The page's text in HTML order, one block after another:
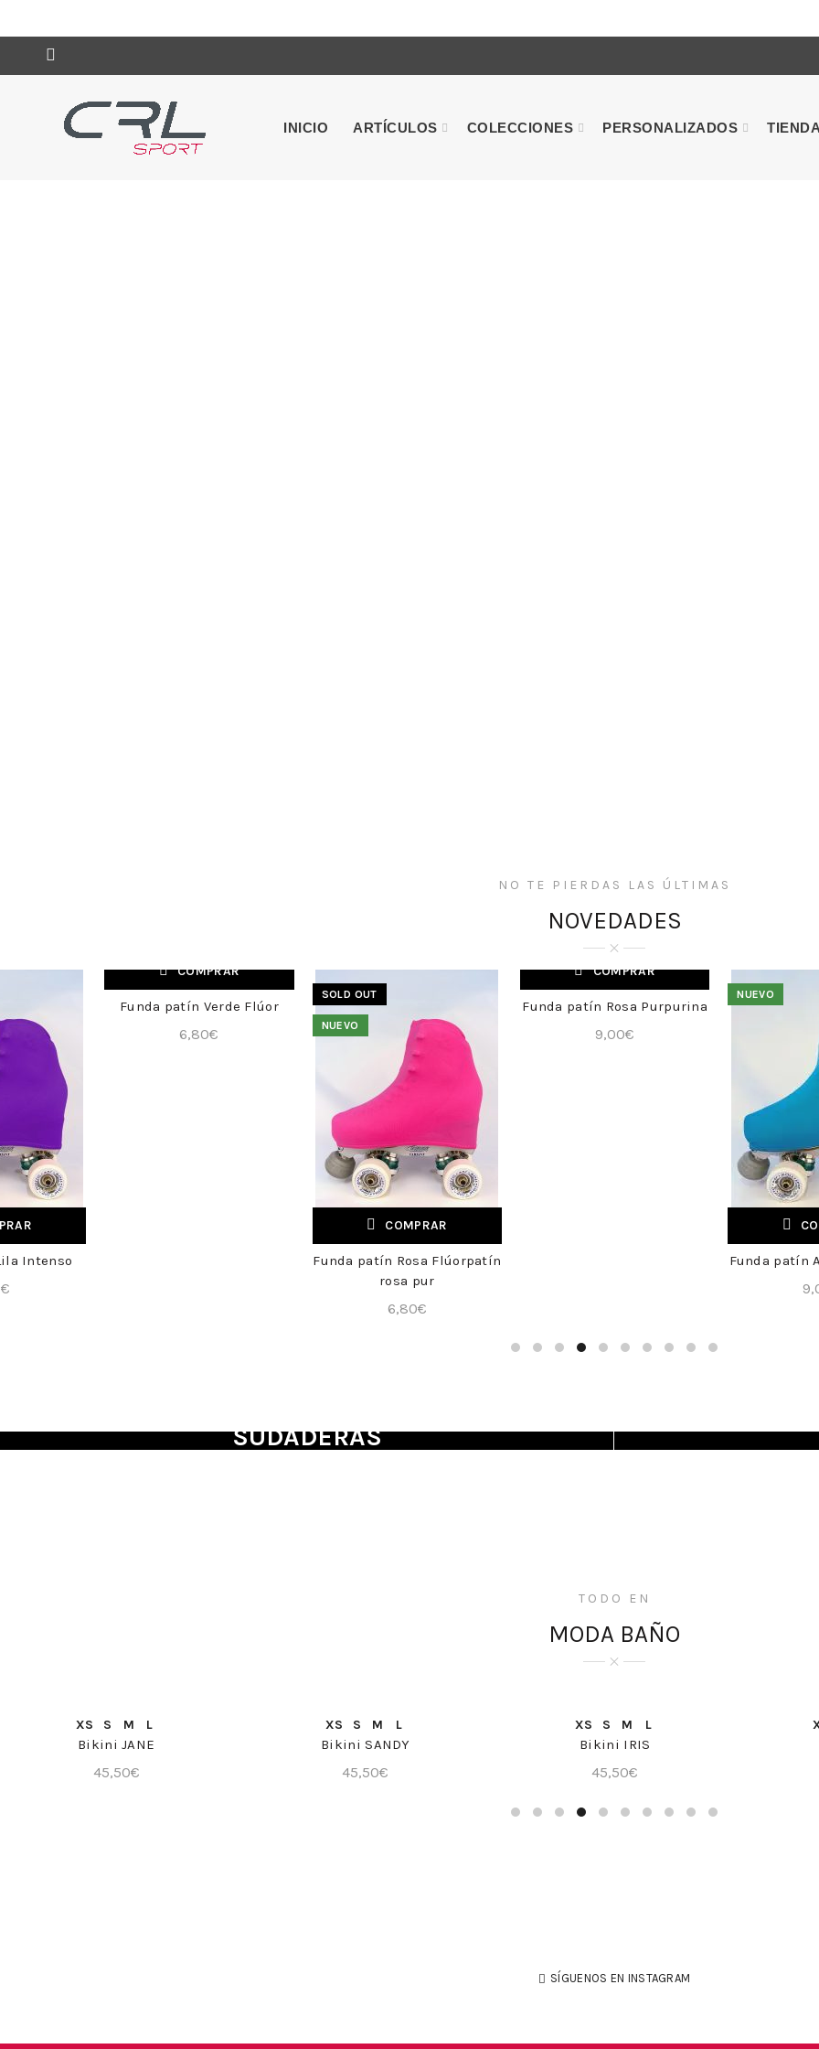
INICIO ARTÍCULOS COLECCIONES PERSONALIZADOS
NO TE PIERDAS LAS ÚLTIMAS
NOVEDADES
Intenso
€
COMPRAR
+
Funda patín Verde Flúor
6,80€
SOLD OUT
NUEVO
COMPRAR
+
Funda patín Rosa Flúorpatín
rosa pur
6,80€
COMPRAR
+
Funda patín Rosa Purpurina
9,00€
NUEVO
Funda patín
SUDADERAS
COMPRAR >
ELEGANCE
@cristinacamps
TODO EN
MODA BAÑO
COMPRA RÁPIDA
XS S M L
Bikini JANE
45,50€
COMPRA RÁPIDA
XS S M L
Bikini SANDY
45,50€
COMPRA RÁPIDA
XS S M L
Bikini IRIS
45,50€
SÍGUENOS EN INSTAGRAM